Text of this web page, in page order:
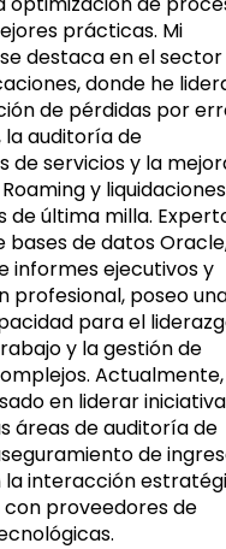
prácticas. Mi
destaca en el
donde he
de pérdidas por
la auditoría de
de servicios y la
y
de última milla.
bases de datos
informes ejecutivos y
profesional, poseo
para el
y la gestión de
Actualmente,
en liderar
áreas de auditoría de
de
la interacción
proveedores de